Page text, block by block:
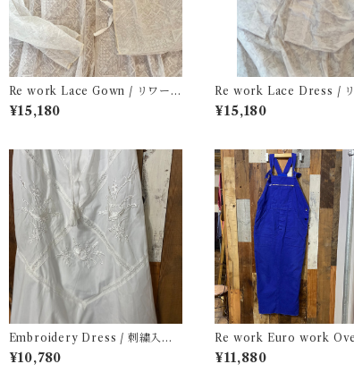
Re work Lace Gown / リワーク
レース ガウン 古着
¥15,180
Re work Lace Dress / リ
ク レース ドレス 古着
¥15,180
Embroidery Dress / 刺繍入り
キャミ ドレス
¥10,780
Re work Euro work
リワーク ユーロ ワーク オ
オール サロペット 古着
¥11,880